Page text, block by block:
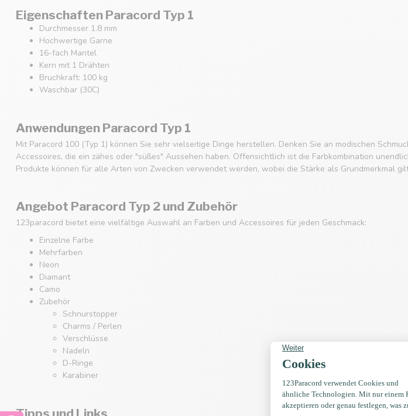
Eigenschaften Paracord Typ 1
Durchmesser 1.8 mm
Hochwertige Garne
16-fach Mantel
Kern mit 1 Drähten
Bruchkraft: 100 kg
Waschbar (30C)
Anwendungen Paracord Typ 1
Mit Paracord 100 (Typ 1) können Sie sehr vielseitige Dinge herstellen. Denken Sie an modischen
Accessoires, die ein zähes oder "süßes" Aussehen haben. Offensichtlich ist die Farbkombination
Produkte können für alle Arten von Zwecken verwendet werden, wobei die Stärke als Grundmerkmal
Angebot Paracord Typ 2 und Zubehör
123paracord bietet eine vielfältige Auswahl an Farben und Accessoires für jeden Geschmack:
Einzelne Farbe
Mehrfarben
Neon
Diamant
Camo
Zubehör
Schnurstopper
Charms / Perlen
Verschlüsse
Nadeln
D-Ringe
Karabiner